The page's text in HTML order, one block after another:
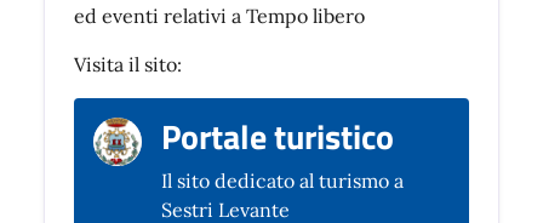
ed eventi relativi a Tempo libero
Visita il sito:
Portale turistico
Il sito dedicato al turismo a
Sestri Levante